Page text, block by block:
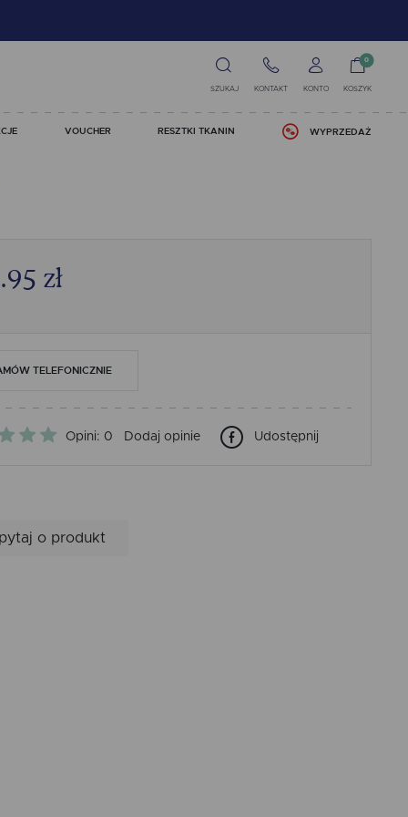
SZUKAJ KONTAKT KONTO
0
KOSZYK
VOUCHER RESZTKI TKANIN WYPRZEDAŻ
zł
TELEFONICZNIE
Opini: 0 Dodaj opinie Udostępnij
o produkt